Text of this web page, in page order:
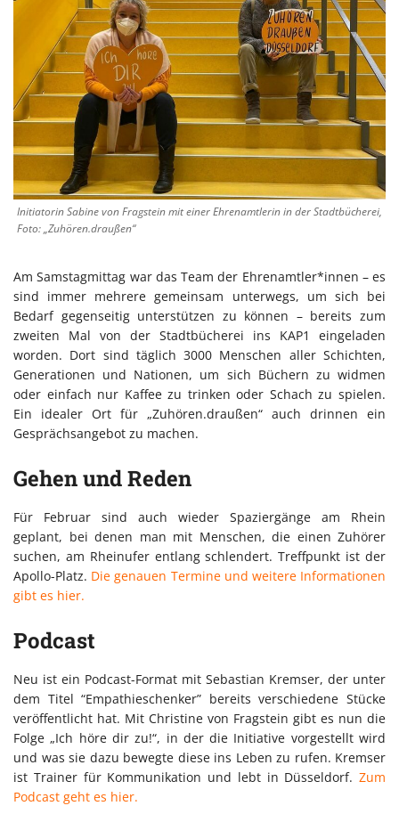
Initiatorin Sabine von Fragstein mit einer Ehrenamtlerin in der Stadtbücherei,
Foto: „Zuhören.draußen“
Am Samstagmittag war das Team der Ehrenamtler*innen – es
sind immer mehrere gemeinsam unterwegs, um sich bei
Bedarf gegenseitig unterstützen zu können – bereits zum
zweiten Mal von der Stadtbücherei ins KAP1 eingeladen
worden. Dort sind täglich 3000 Menschen aller Schichten,
Generationen und Nationen, um sich Büchern zu widmen
oder einfach nur Kaffee zu trinken oder Schach zu spielen.
Ein idealer Ort für „Zuhören.draußen“ auch drinnen ein
Gesprächsangebot zu machen.
Gehen und Reden
Für Februar sind auch wieder Spaziergänge am Rhein
geplant, bei denen man mit Menschen, die einen Zuhörer
suchen, am Rheinufer entlang schlendert. Treffpunkt ist der
Apollo-Platz. Die genauen Termine und weitere Informationen
gibt es hier.
Podcast
Neu ist ein Podcast-Format mit Sebastian Kremser, der unter
dem Titel “Empathieschenker” bereits verschiedene Stücke
veröffentlicht hat. Mit Christine von Fragstein gibt es nun die
Folge „Ich höre dir zu!“, in der die Initiative vorgestellt wird
und was sie dazu bewegte diese ins Leben zu rufen. Kremser
ist Trainer für Kommunikation und lebt in Düsseldorf. Zum
Podcast geht es hier.